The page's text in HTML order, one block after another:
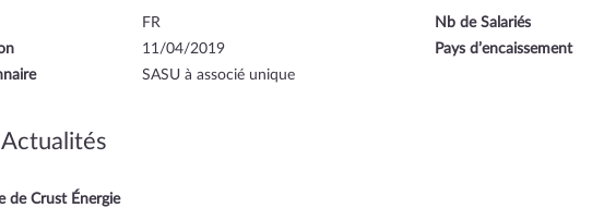
FR
11/04/2019
SASU à associé unique
Nb de Salariés
Pays d’encaissement
de Crust Énergie